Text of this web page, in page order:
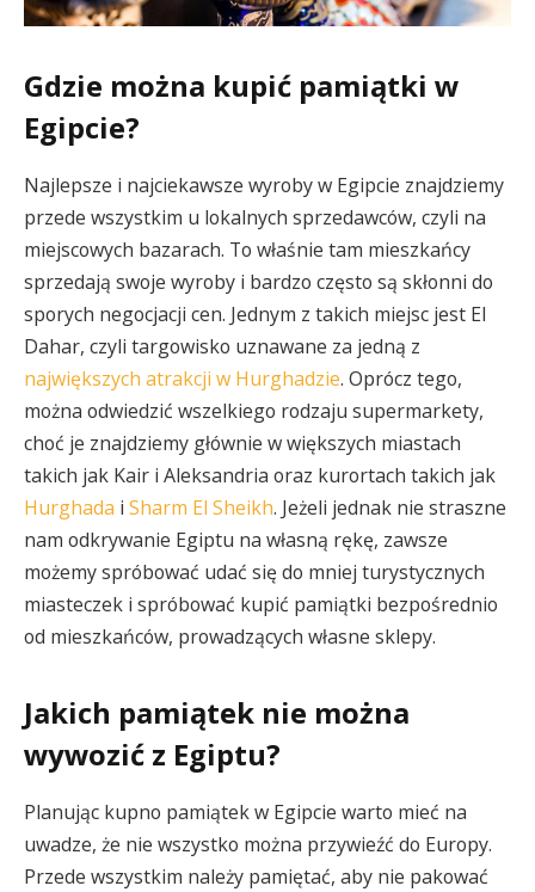
Gdzie można kupić pamiątki w
Egipcie?
Najlepsze i najciekawsze wyroby w Egipcie znajdziemy
przede wszystkim u lokalnych sprzedawców, czyli na
miejscowych bazarach. To właśnie tam mieszkańcy
sprzedają swoje wyroby i bardzo często są skłonni do
sporych negocjacji cen. Jednym z takich miejsc jest El
Dahar, czyli targowisko uznawane za jedną z
największych atrakcji w Hurghadzie. Oprócz tego,
można odwiedzić wszelkiego rodzaju supermarkety,
choć je znajdziemy głównie w większych miastach
takich jak Kair i Aleksandria oraz kurortach takich jak
Hurghada i Sharm El Sheikh. Jeżeli jednak nie straszne
nam odkrywanie Egiptu na własną rękę, zawsze
możemy spróbować udać się do mniej turystycznych
miasteczek i spróbować kupić pamiątki bezpośrednio
od mieszkańców, prowadzących własne sklepy.
Jakich pamiątek nie można
wywozić z Egiptu?
Planując kupno pamiątek w Egipcie warto mieć na
uwadze, że nie wszystko można przywieźć do Europy.
Przede wszystkim należy pamiętać, aby nie pakować